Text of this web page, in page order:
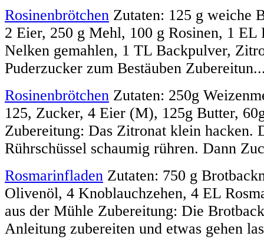
Rosinenbrötchen Zutaten: 125 g weiche
2 Eier, 250 g Mehl, 100 g Rosinen, 1 EL
Nelken gemahlen, 1 TL Backpulver,
Puderzucker zum Bestäuben
Rosinenbrötchen Zutaten: 250g
125, Zucker, 4 Eier (M), 125g Butter,
Zubereitung: Das Zitronat klein hacken.
Rührschüssel schaumig rühren. Dann
Rosmarinfladen Zutaten: 750 g
Olivenöl, 4 Knoblauchzehen, 4 EL
aus der Mühle Zubereitung: Die
Anleitung zubereiten und etwas gehen